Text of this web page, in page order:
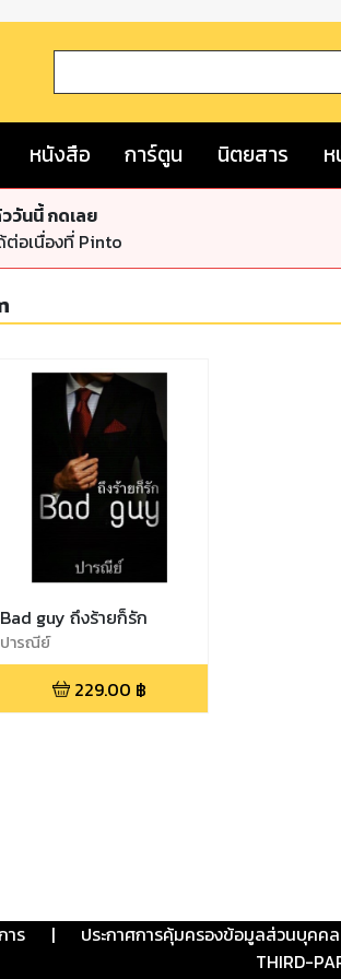
หนังสือ การ์ตูน นิตยสาร
วันนี้ กดเลย
อเนื่องที่ Pinto
Bad guy ถึงร้ายก็รัก
ปารณีย์
229.00 ฿
าร | ประกาศการคุ้มครองข้อมูลส่วนบุคคล
THIRD-